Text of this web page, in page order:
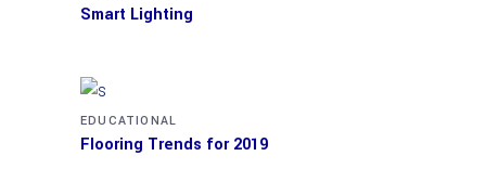
Smart Lighting
EDUCATIONAL
Flooring Trends for 2019